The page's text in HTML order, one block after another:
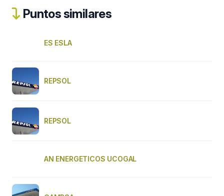
Puntos similares
ES ESLA
REPSOL
REPSOL
AN ENERGETICOS UCOGAL